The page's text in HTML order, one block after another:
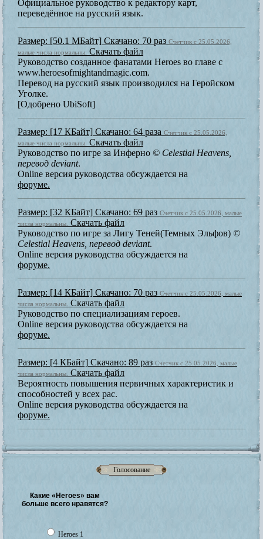
Голосование
Какие «Heroes» вам
больше всего нравятся?
Heroes 1
Официальное руководство к редактору карт,
переведённое на русский язык.
Размер: [50.1 МБайт] Скачано: 70 раз Счетчик с 25.05.2026,
малые числа нормальны. Скачать файл
Руководство созданное фанатами Heroes во главе с
www.heroesofmightandmagic.com.
Перевод на русский язык производился на Геройском
Уголке.
[Одобрено UbiSoft]
Размер: [17 КБайт] Скачано: 64 раза Счетчик с 25.05.2026,
малые числа нормальны. Скачать файл
Руководство по игре за Инферно © Celestial Heavens,
перевод deviant.
Online версия руководства обсуждается на
форуме.
Размер: [32 КБайт] Скачано: 69 раз Счетчик с 25.05.2026, малые
числа нормальны. Скачать файл
Руководство по игре за Лигу Теней(Темных Эльфов) ©
Celestial Heavens, перевод deviant.
Online версия руководства обсуждается на
форуме.
Размер: [14 КБайт] Скачано: 70 раз Счетчик с 25.05.2026, малые
числа нормальны. Скачать файл
Руководство по специализациям героев.
Online версия руководства обсуждается на
форуме.
Размер: [4 КБайт] Скачано: 89 раз Счетчик с 25.05.2026, малые
числа нормальны. Скачать файл
Вероятность повышения первичных характеристик и
способностей у всех рас.
Online версия руководства обсуждается на
форуме.